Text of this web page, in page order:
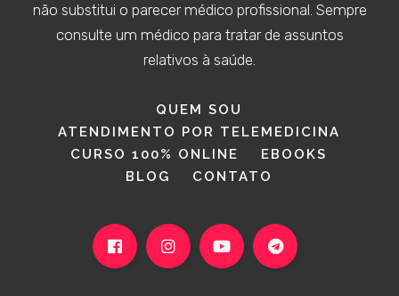
não substitui o parecer médico profissional. Sempre
consulte um médico para tratar de assuntos
relativos à saúde.
QUEM SOU
ATENDIMENTO POR TELEMEDICINA
CURSO 100% ONLINE
EBOOKS
BLOG
CONTATO